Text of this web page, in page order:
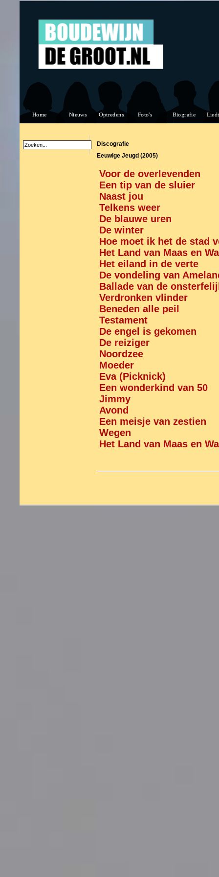
Discografie
Eeuwige Jeugd (2005)
Voor de overlevenden
Een tip van de sluier
Naast jou
Telkens weer
De blauwe uren
De winter
Hoe moet ik het de stad
Het Land van Maas en
Het eiland in de verte
De vondeling van
Ballade van de
Verdronken vlinder
Beneden alle peil
Testament
De engel is gekomen
De reiziger
Noordzee
Moeder
Eva (Picknick)
Een wonderkind van 50
Jimmy
Avond
Een meisje van zestien
Wegen
Het Land van Maas en